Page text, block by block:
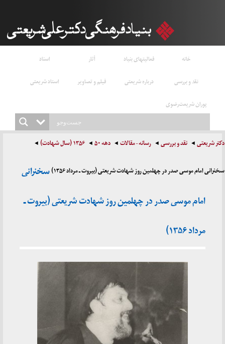
خانه فعالیتهای بنیاد آثار
اسناد
نقد و بررسی
درباره شریعتی فیلم و تصاویر
استاد شریعتی
پوران شریعت‌رضوی
دکتر شریعتی نقد و بررسی رسانه - مقالات دهه ۵۰ ۱۳۵۶ (سال شهادت)
سخنرانی امام موسی صدر در چهلمین روز شهادت شریعتی (بیروت ـ مرداد ۱۳۵۶)
سخنرانی
امام موسی صدر در چهلمین روز شهادت شریعتی (بیروت ـ
مرداد ۱۳۵۶)